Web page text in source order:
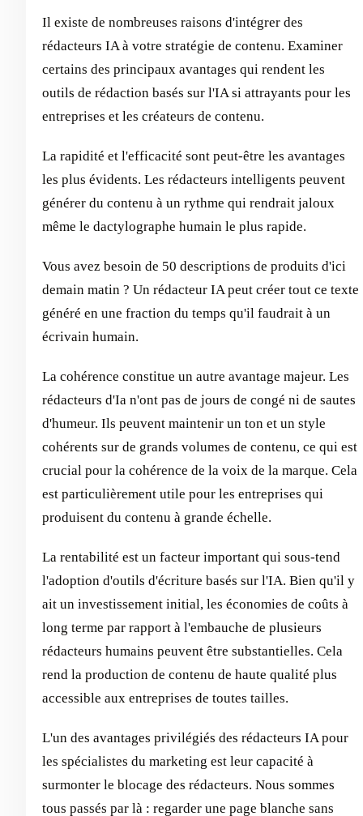
Il existe de nombreuses raisons d'intégrer des
rédacteurs IA à votre stratégie de contenu. Examiner
certains des principaux avantages qui rendent les
outils de rédaction basés sur l'IA si attrayants pour les
entreprises et les créateurs de contenu.
La rapidité et l'efficacité sont peut-être les avantages
les plus évidents. Les rédacteurs intelligents peuvent
générer du contenu à un rythme qui rendrait jaloux
même le dactylographe humain le plus rapide.
Vous avez besoin de 50 descriptions de produits d'ici
demain matin ? Un rédacteur IA peut créer tout ce texte
généré en une fraction du temps qu'il faudrait à un
écrivain humain.
La cohérence constitue un autre avantage majeur. Les
rédacteurs d'Ia n'ont pas de jours de congé ni de sautes
d'humeur. Ils peuvent maintenir un ton et un style
cohérents sur de grands volumes de contenu, ce qui est
crucial pour la cohérence de la voix de la marque. Cela
est particulièrement utile pour les entreprises qui
produisent du contenu à grande échelle.
La rentabilité est un facteur important qui sous-tend
l'adoption d'outils d'écriture basés sur l'IA. Bien qu'il y
ait un investissement initial, les économies de coûts à
long terme par rapport à l'embauche de plusieurs
rédacteurs humains peuvent être substantielles. Cela
rend la production de contenu de haute qualité plus
accessible aux entreprises de toutes tailles.
L'un des avantages privilégiés des rédacteurs IA pour
les spécialistes du marketing est leur capacité à
surmonter le blocage des rédacteurs. Nous sommes
tous passés par là : regarder une page blanche sans